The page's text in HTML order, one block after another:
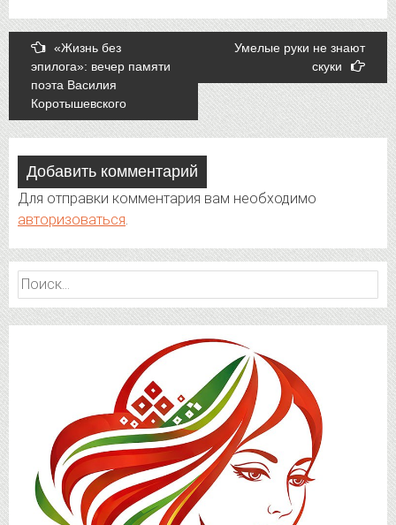
Post
navigation
«Жизнь без
эпилога»: вечер памяти
поэта Василия
Коротышевского
Умелые руки не знают
скуки
Добавить комментарий
Для отправки комментария вам необходимо
авторизоваться.
Найти: